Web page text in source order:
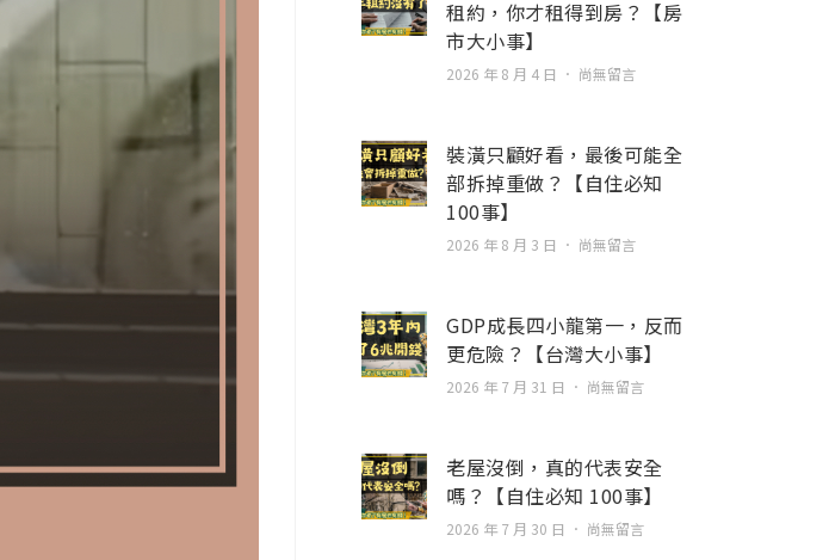
租約，你才租得到房？【房
市大小事】
2026 年 8 月 4 日 尚無留言
裝潢只顧好看，最後可能全
部拆掉重做？【自住必知
100事】
2026 年 8 月 3 日 尚無留言
GDP成長四小龍第一，反而
更危險？【台灣大小事】
2026 年 7 月 31 日 尚無留言
老屋沒倒，真的代表安全
嗎？【自住必知 100事】
2026 年 7 月 30 日 尚無留言